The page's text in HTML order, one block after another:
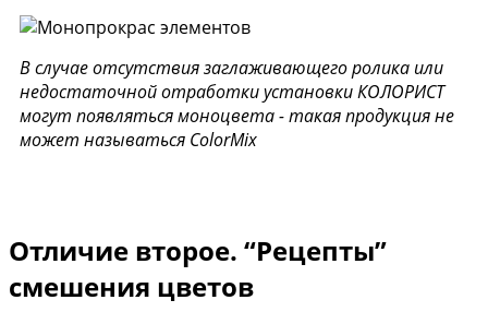
В случае отсутствия заглаживающего ролика или
недостаточной отработки установки КОЛОРИСТ
могут появляться моноцвета - такая продукция не
может называться ColorMix
Отличие второе. “Рецепты”
смешения цветов